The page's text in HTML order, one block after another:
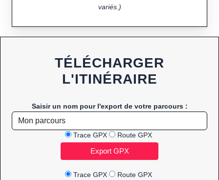
variés.)
TÉLÉCHARGER
L'ITINÉRAIRE
Saisir un nom pour l'export de votre parcours :
Trace GPX Route GPX
Trace GPX Route GPX